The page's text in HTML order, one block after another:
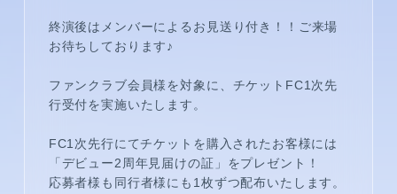
終演後はメンバーによるお見送り付き！！ご来場
お待ちしております♪
ファンクラブ会員様を対象に、チケットFC1次先
行受付を実施いたします。
FC1次先行にてチケットを購入されたお客様には
「デビュー2周年見届けの証」をプレゼント！
応募者様も同行者様にも1枚ずつ配布いたします。